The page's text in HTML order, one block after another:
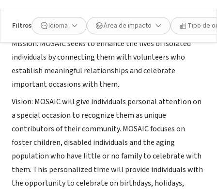
Filtros Idioma Área de impacto Tipo de
Acerca de
Mission: MOSAIC seeks to enhance the lives of isolated
individuals by connecting them with volunteers who
establish meaningful relationships and celebrate
important occasions with them.
Vision: MOSAIC will give individuals personal attention on
a special occasion to recognize them as unique
contributors of their community. MOSAIC focuses on
foster children, disabled individuals and the aging
population who have little or no family to celebrate with
them. This personalized time will provide individuals with
the opportunity to celebrate on birthdays, holidays,